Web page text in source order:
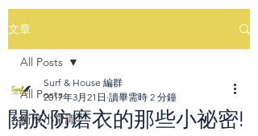
文章
All Posts
衝浪小常識
All Posts
關於防磨衣的那些小祕密!
Surf & House 編群
2017年3月21日 讀畢需時 2 分鐘